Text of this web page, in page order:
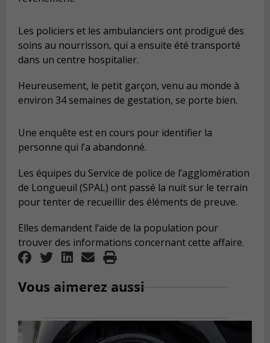
Les policiers et les ambulanciers ont prodigué des
soins au nourrisson, qui a ensuite été transporté
dans un centre hospitalier.
Heureusement, le petit garçon, venu au monde à
environ 34 semaines de gestation, se porte bien.
Une enquête est en cours pour identifier la
personne qui l’a abandonné.
Les équipes du Service de police de l’agglomération
de Longueuil (SPAL) ont passé la nuit sur le terrain
pour tenter de recueillir des éléments de preuve.
Elles demandent l’aide de la population pour
trouver des informations concernant cette affaire.
Vous aimerez aussi